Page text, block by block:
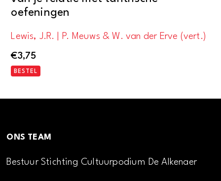
oefeningen
Lewis, J.R. | P. Meuws & W. van der Erve (vert.)
€3,75
BESTEL
ONS TEAM
Bestuur Stichting Cultuurpodium De Alkenaer